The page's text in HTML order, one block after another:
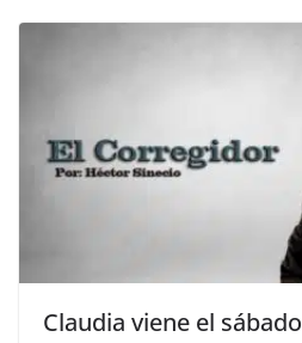
Claudia viene el sábado